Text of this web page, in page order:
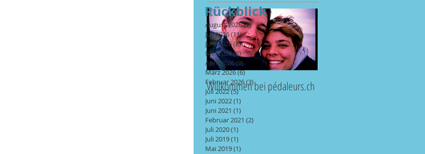
Willkommen bei pédaleurs.ch
Rückblick
August 2026(2)2 Beiträge
Juli 2026(11)11 Beiträge
Juni 2026(8)8 Beiträge
Mai 2026(8)8 Beiträge
April 2026(9)9 Beiträge
März 2026(6)6 Beiträge
Februar 2026(3)3 Beiträge
Juli 2022(5)5 Beiträge
Juni 2022(1)
Juni 2021 (1)
Februar 2021 (2)
Juli 2020(1)
Juli 2019(1)
Mai 2019(1)